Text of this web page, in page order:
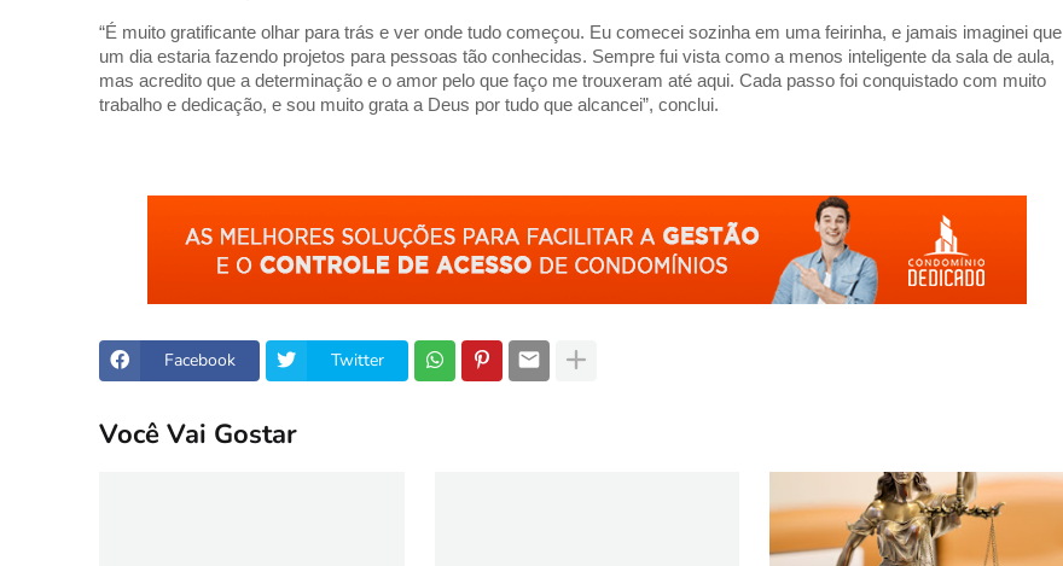
“É muito gratificante olhar para trás e ver onde tudo começou. Eu comecei sozinha em uma feirinha, e jamais imaginei que
um dia estaria fazendo projetos para pessoas tão conhecidas. Sempre fui vista como a menos inteligente da sala de aula,
mas acredito que a determinação e o amor pelo que faço me trouxeram até aqui. Cada passo foi conquistado com muito
trabalho e dedicação, e sou muito grata a Deus por tudo que alcancei”, conclui.
Facebook Twitter
Você Vai Gostar